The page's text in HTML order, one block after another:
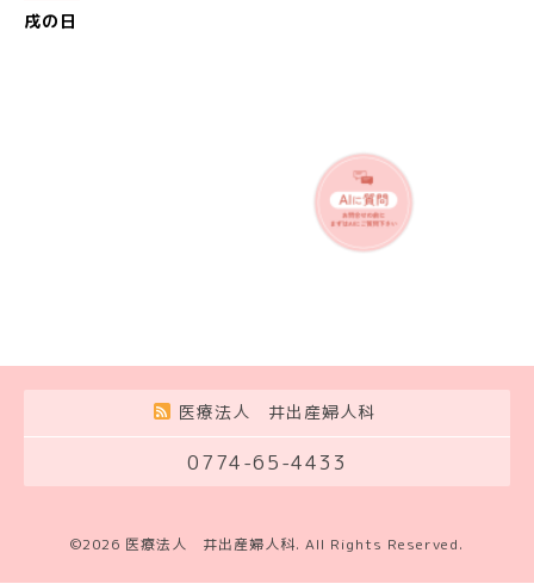
戌の日
医療法人 井出産婦人科
0774-65-4433
©2026 医療法人 井出産婦人科. All Rights Reserved.